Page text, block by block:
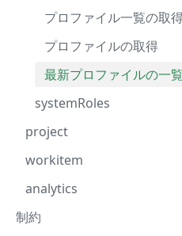
プロファイル一覧の取
プロファイルの取得
最新プロファイルの一
systemRoles
project
workitem
analytics
制約